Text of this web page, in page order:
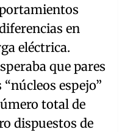
en
eléctrica.
que pares
espejo”
total de
dispuestos de